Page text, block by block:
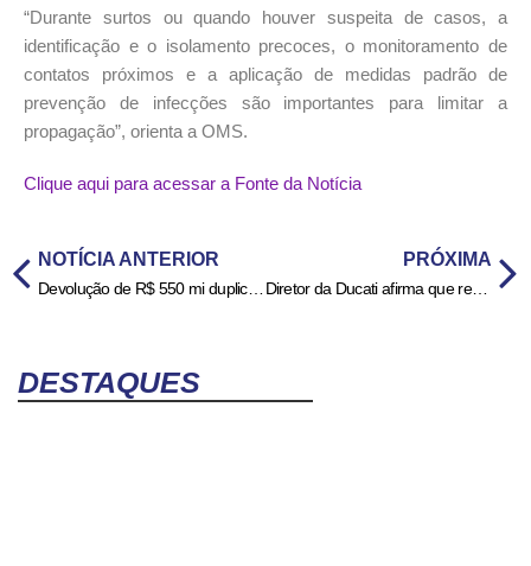
“Durante surtos ou quando houver suspeita de casos, a
identificação e o isolamento precoces, o monitoramento de
contatos próximos e a aplicação de medidas padrão de
prevenção de infecções são importantes para limitar a
propagação”, orienta a OMS.
Clique aqui para acessar a Fonte da Notícia
NOTÍCIA ANTERIOR
Devolução de R$ 550 mi duplica 3 trechos de rodovias em Goiás
PRÓXIMA
Diretor da Ducati afirma que renovação com Marc Márquez está próxima
DESTAQUES